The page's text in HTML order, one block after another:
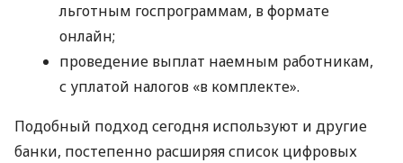
льготным госпрограммам, в формате
онлайн;
проведение выплат наемным работникам,
с уплатой налогов «в комплекте».
Подобный подход сегодня используют и другие
банки, постепенно расширяя список цифровых